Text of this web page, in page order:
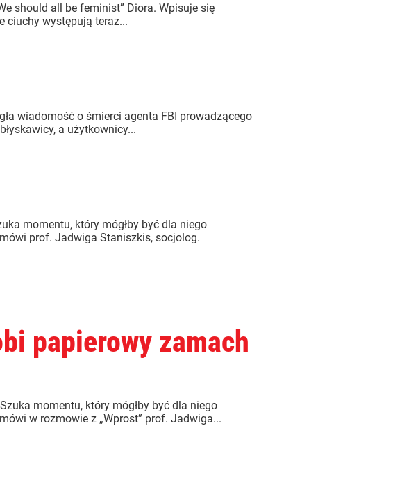
should all be feminist” Diora. Wpisuje się
ciuchy występują teraz...
wiadomość o śmierci agenta FBI prowadzącego
a użytkownicy...
momentu, który mógłby być dla niego
prof. Jadwiga Staniszkis, socjolog.
papierowy zamach
momentu, który mógłby być dla niego
w rozmowie z „Wprost” prof. Jadwiga...